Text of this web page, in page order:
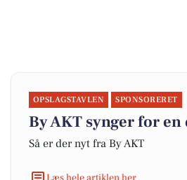
OPSLAGSTAVLEN SPONSORERET
By AKT synger for
Så er der nyt fra By AKT